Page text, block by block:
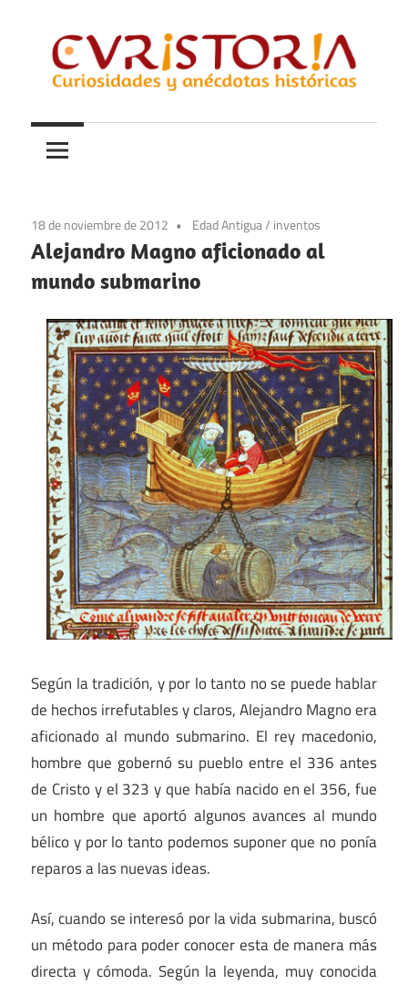
contenido
Curistoria
y
anécdotas
historia
18 de noviembre de 2012 Edad Antigua/ inventos
Alejandro Magno aficionado al
mundo submarino
Según la tradición, y por lo tanto no se puede hablar
de hechos irrefutables y claros, Alejandro Magno era
aficionado al mundo submarino. El rey macedonio,
hombre que gobernó su pueblo entre el 336 antes
de Cristo y el 323 y que había nacido en el 356, fue
un hombre que aportó algunos avances al mundo
bélico y por lo tanto podemos suponer que no ponía
reparos a las nuevas ideas.
Así, cuando se interesó por la vida submarina, buscó
un método para poder conocer esta de manera más
directa y cómoda. Según la leyenda, muy conocida